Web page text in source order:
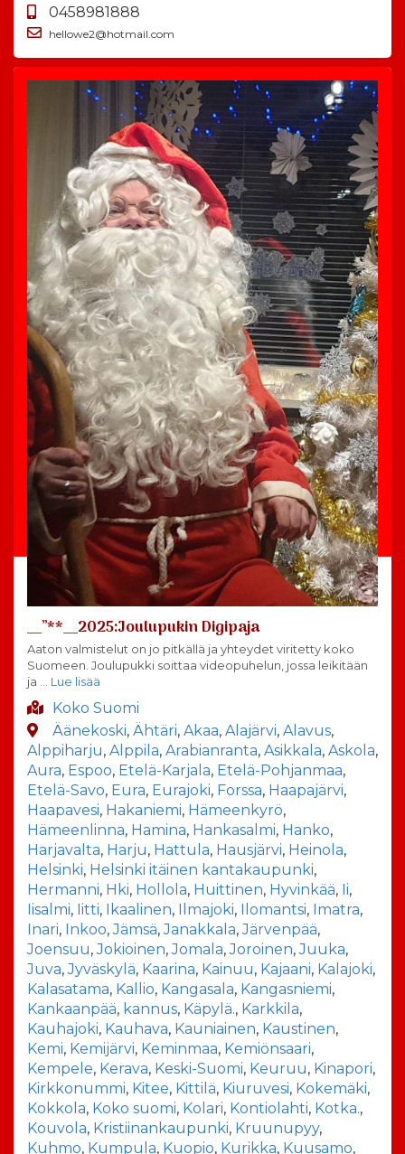
0458981888
hellowe2@hotmail.com
__”**__2025:Joulupukin Digipaja
Aaton valmistelut on jo pitkällä ja yhteydet viritetty koko
Suomeen. Joulupukki soittaa videopuhelun, jossa leikitään
ja … Lue lisää
Koko Suomi
Äänekoski, Ähtäri, Akaa, Alajärvi, Alavus,
Alppiharju, Alppila, Arabianranta, Asikkala, Askola,
Aura, Espoo, Etelä-Karjala, Etelä-Pohjanmaa,
Etelä-Savo, Eura, Eurajoki, Forssa, Haapajärvi,
Haapavesi, Hakaniemi, Hämeenkyrö,
Hämeenlinna, Hamina, Hankasalmi, Hanko,
Harjavalta, Harju, Hattula, Hausjärvi, Heinola,
Helsinki, Helsinki itäinen kantakaupunki,
Hermanni, Hki, Hollola, Huittinen, Hyvinkää, Ii,
Iisalmi, Iitti, Ikaalinen, Ilmajoki, Ilomantsi, Imatra,
Inari, Inkoo,Jämsä,Janakkala,Järvenpää,
Joensuu,Jokioinen,Jomala,Joroinen,Juuka,
Juva,Jyväskylä, Kaarina, Kainuu, Kajaani, Kalajoki,
Kalasatama, Kallio, Kangasala, Kangasniemi,
Kankaanpää, kannus, Käpylä., Karkkila,
Kauhajoki, Kauhava, Kauniainen, Kaustinen,
Kemi, Kemijärvi, Keminmaa, Kemiönsaari,
Kempele, Kerava, Keski-Suomi, Keuruu, Kinapori,
Kirkkonummi, Kitee, Kittilä, Kiuruvesi, Kokemäki,
Kokkola, Koko suomi, Kolari, Kontiolahti, Kotka.,
Kouvola, Kristiinankaupunki, Kruunupyy,
Kuhmo, Kumpula, Kuopio, Kurikka, Kuusamo,